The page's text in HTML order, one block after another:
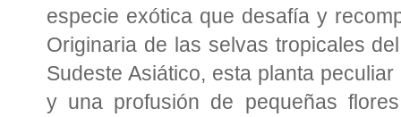
especie exótica que desafía y
Originaria de las selvas tropicales
Sudeste Asiático, esta planta
y una profusión de pequeñas